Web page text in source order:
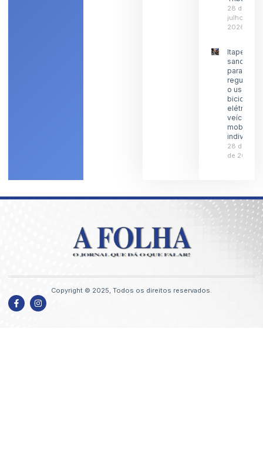
28 de
julho de
2026
Itaperuna
sanciona
para
o uso de
bicicletas
elétricas
veículos
individual
28 de
de 2026
Copyright © 2025, Todos os direitos reservados.